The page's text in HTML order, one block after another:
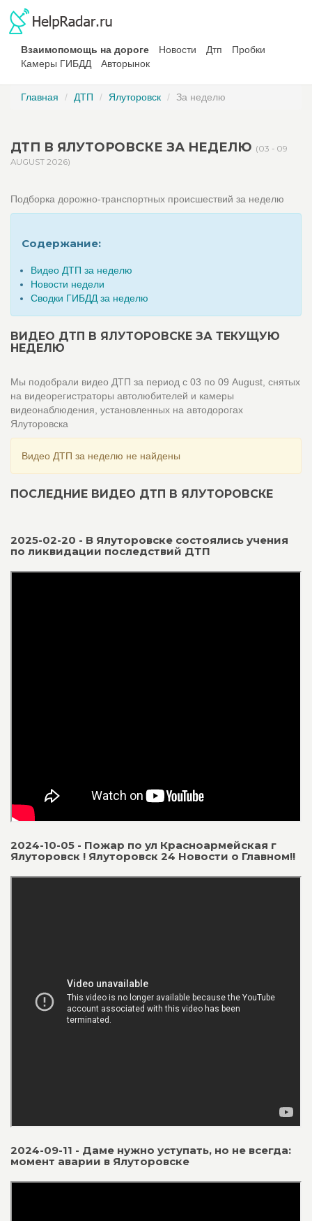
Взаимопомощь на дороге Новости Дтп
Пробки
Камеры ГИБДД
Авторынок
Главная ДТП Ялуторовск За неделю
ДТП В ЯЛУТОРОВСКЕ ЗА НЕДЕЛЮ (03 - 09
AUGUST 2026)
Подборка дорожно-транспортных происшествий за неделю
Содержание:
Видео ДТП за неделю
Новости недели
Сводки ГИБДД за неделю
ВИДЕО ДТП В ЯЛУТОРОВСКЕ ЗА ТЕКУЩУЮ
НЕДЕЛЮ
Мы подобрали видео ДТП за период с 03 по 09 August, снятых
на видеорегистраторы автолюбителей и камеры
видеонаблюдения, установленных на автодорогах
Ялуторовска
Видео ДТП за неделю не найдены
ПОСЛЕДНИЕ ВИДЕО ДТП В ЯЛУТОРОВСКЕ
2025-02-20 - В Ялуторовске состоялись учения
по ликвидации последствий ДТП
2024-10-05 - Пожар по ул Красноармейская г
Ялуторовск ! Ялуторовск 24 Новости о Главном!!
2024-09-11 - Даме нужно уступать, но не всегда:
момент аварии в Ялуторовске